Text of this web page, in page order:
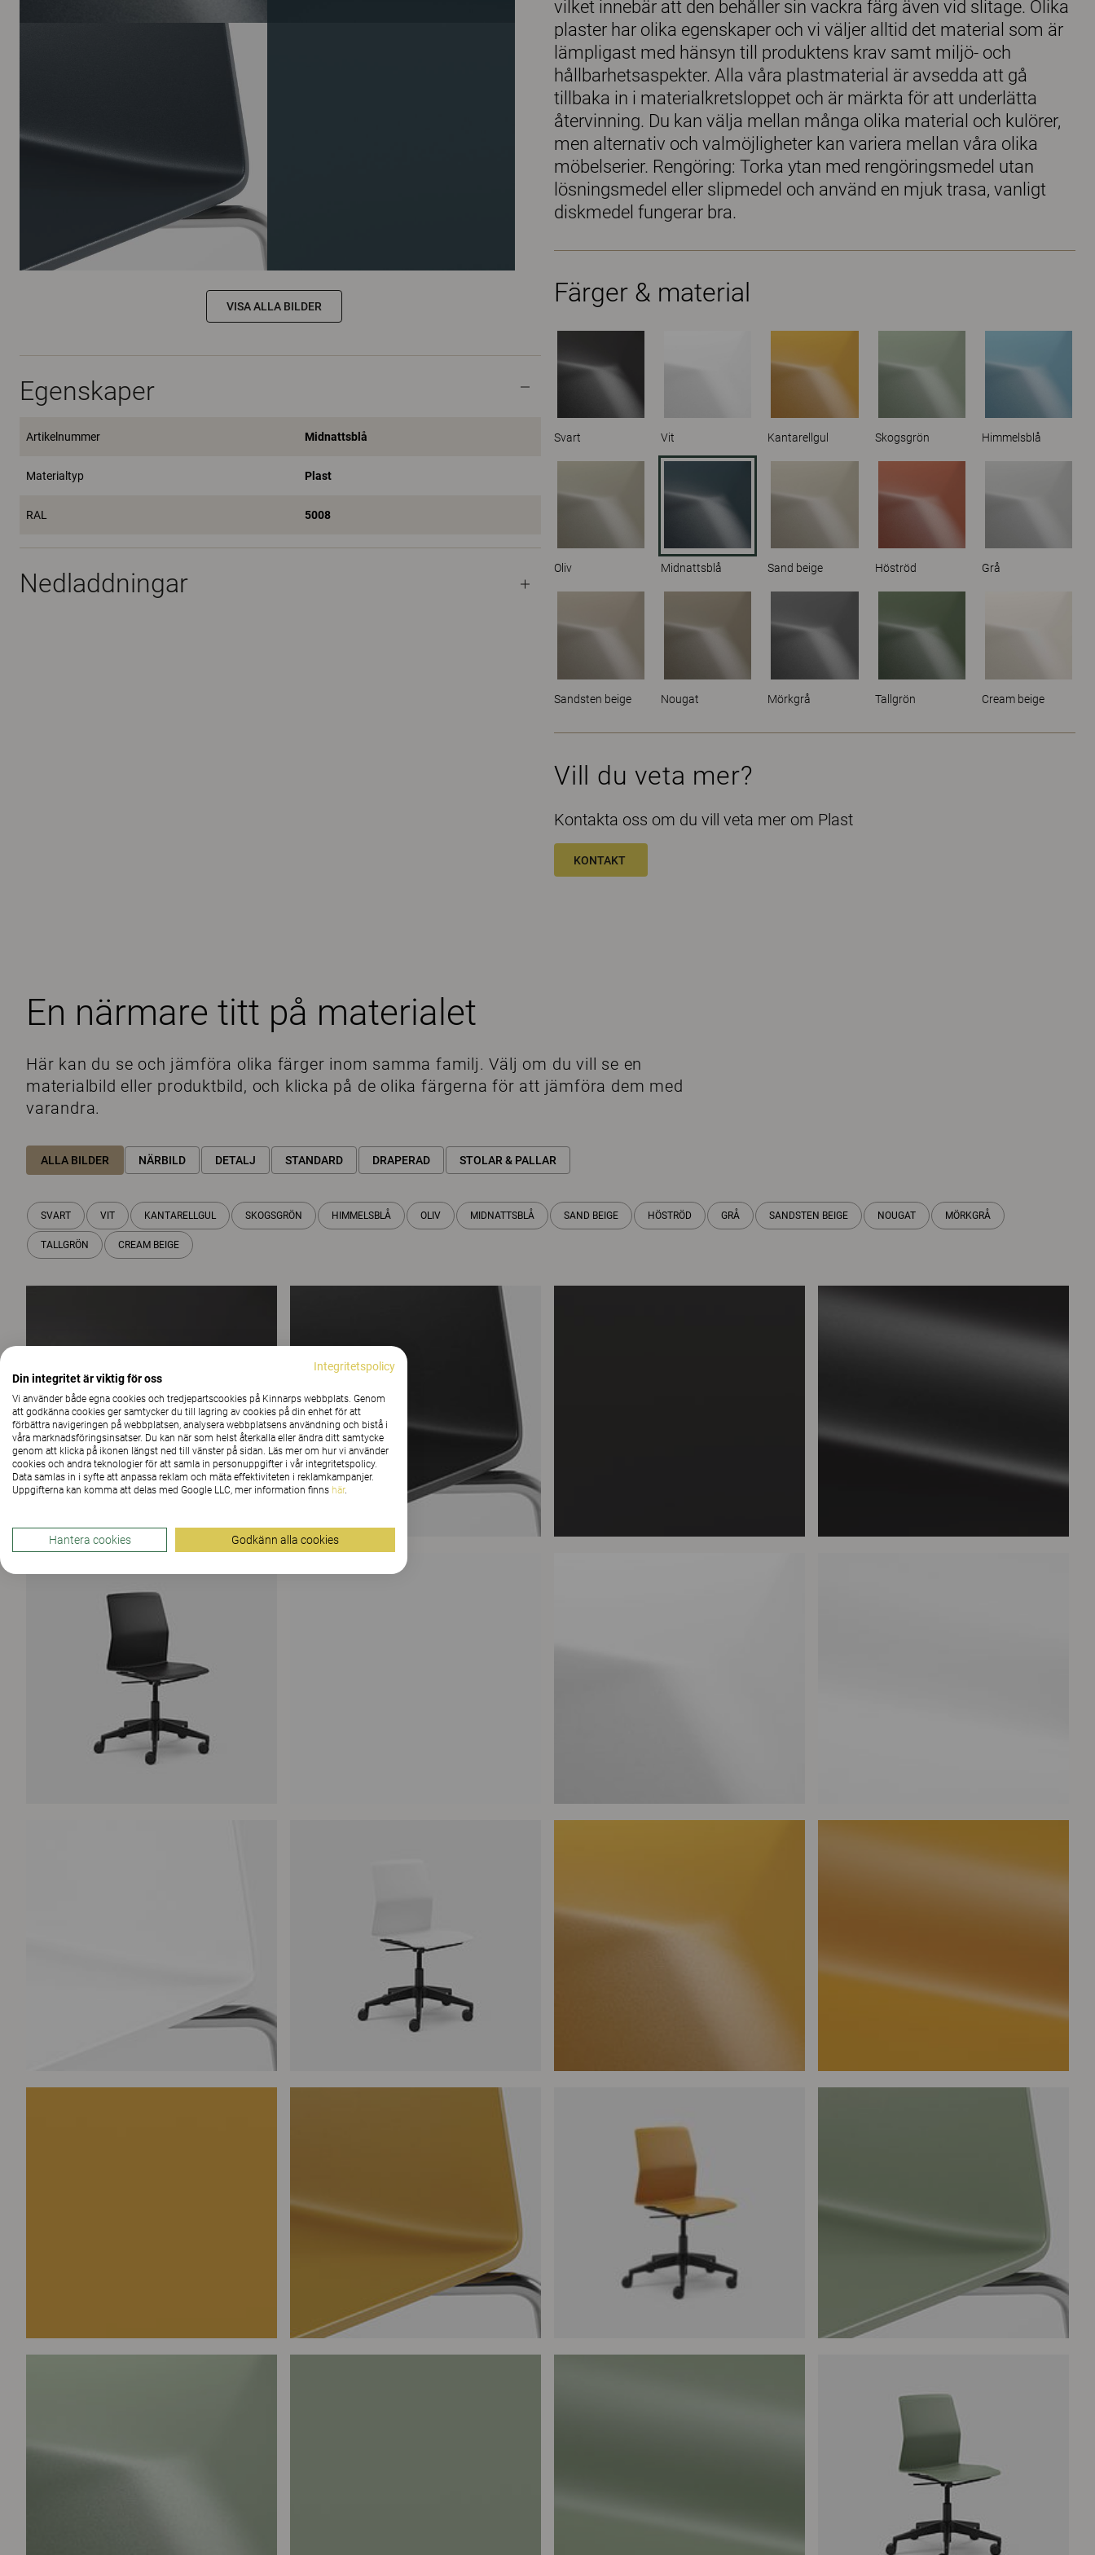
vilket innebär att den behåller sin vackra färg även vid slitage. Olika
plaster har olika egenskaper och vi väljer alltid det material som är
lämpligast med hänsyn till produktens krav samt miljö- och
hållbarhetsaspekter. Alla våra plastmaterial är avsedda att gå
tillbaka in i materialkretsloppet och är märkta för att underlätta
återvinning. Du kan välja mellan många olika material och kulörer,
men alternativ och valmöjligheter kan variera mellan våra olika
möbelserier. Rengöring: Torka ytan med rengöringsmedel utan
lösningsmedel eller slipmedel och använd en mjuk trasa, vanligt
diskmedel fungerar bra.
Färger & material
Svart Vit Kantarellgul Skogsgrön Himmelsblå
Oliv Midnattsblå Sand beige Höströd Grå
Sandsten beige Nougat Mörkgrå Tallgrön Cream beige
Vill du veta mer?
Kontakta oss om du vill veta mer om Plast
KONTAKT
VISA ALLA BILDER
Egenskaper
Artikelnummer Midnattsblå
Materialtyp Plast
RAL 5008
Nedladdningar
En närmare titt på materialet
Här kan du se och jämföra olika färger inom samma familj. Välj om du vill se en
materialbild eller produktbild, och klicka på de olika färgerna för att jämföra dem med
varandra.
ALLA BILDER NÄRBILD DETALJ STANDARD DRAPERAD STOLAR & PALLAR
SVART VIT KANTARELLGUL SKOGSGRÖN HIMMELSBLÅ OLIV MIDNATTSBLÅ SAND BEIGE HÖSTRÖD GRÅ SANDSTEN BEIGE NOUGAT MÖRKGRÅ
TALLGRÖN CREAM BEIGE
Integritetspolicy
Din integritet är viktig för oss
Vi använder både egna cookies och tredjepartscookies på Kinnarps webbplats. Genom
att godkänna cookies ger samtycker du till lagring av cookies på din enhet för att
förbättra navigeringen på webbplatsen, analysera webbplatsens användning och bistå i
våra marknadsföringsinsatser. Du kan när som helst återkalla eller ändra ditt samtycke
genom att klicka på ikonen längst ned till vänster på sidan. Läs mer om hur vi använder
cookies och andra teknologier för att samla in personuppgifter i vår integritetspolicy.
Data samlas in i syfte att anpassa reklam och mäta effektiviteten i reklamkampanjer.
Uppgifterna kan komma att delas med Google LLC, mer information finns här.
Hantera cookies Godkänn alla cookies